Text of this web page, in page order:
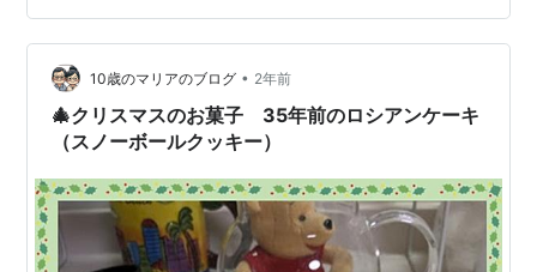
スにはかかせないのが…
10歳のマリアのブログ • 2年前
🎄クリスマスのお菓子 35年前のロシアンケーキ
（スノーボールクッキー）